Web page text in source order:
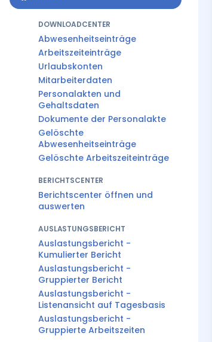
DOWNLOADCENTER
Abwesenheitseinträge
Arbeitszeiteinträge
Urlaubskonten
Mitarbeiterdaten
Personalakten und
Gehaltsdaten
Dokumente der Personalakte
Gelöschte
Abwesenheitseinträge
Gelöschte Arbeitszeiteinträge
BERICHTSCENTER
Berichtscenter öffnen und
auswerten
AUSLASTUNGSBERICHT
Auslastungsbericht -
Kumulierter Bericht
Auslastungsbericht -
Gruppierter Bericht
Auslastungsbericht -
Listenansicht auf Tagesbasis
Auslastungsbericht -
Gruppierte Arbeitszeiten